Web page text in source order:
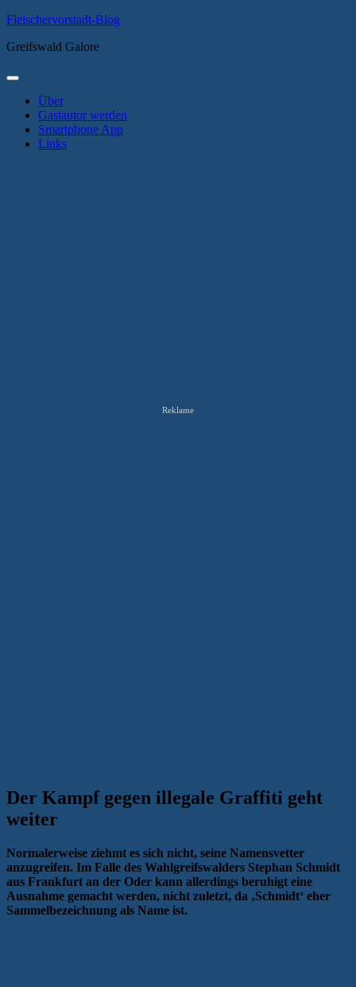
Zum
springen
Fleischervorstadt-Blog
Greifswald Galore
Primäres
Über
Gastautor werden
Smartphone App
Links
Reklame
Der Kampf gegen illegale Graffiti geht
weiter
Normalerweise ziehmt es sich nicht, seine Namensvetter
anzugreifen. Im Falle des Wahlgreifswalders Stephan Schmidt
aus Frankfurt an der Oder kann allerdings beruhigt eine
Ausnahme gemacht werden, nicht zuletzt, da ‚Schmidt‘ eher
Sammelbezeichnung als Name ist.